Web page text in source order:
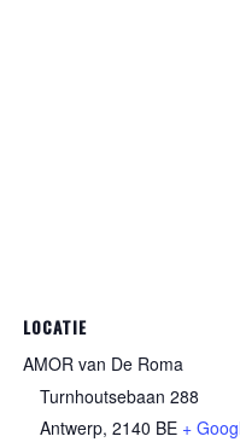
LOCATIE
AMOR van De Roma
Turnhoutsebaan 288
Antwerp, 2140 BE +